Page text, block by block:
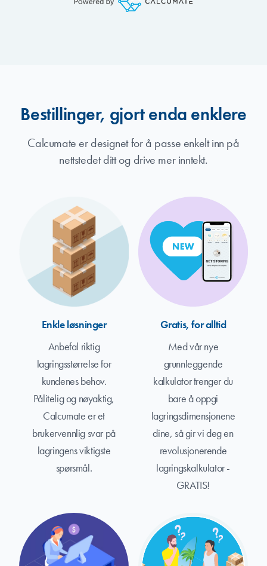
Bestillinger, gjort enda enklere
Calcumate er designet for å passe enkelt inn på
nettstedet ditt og drive mer inntekt.
Enkle løsninger
Anbefal riktig
lagringsstørrelse for
kundenes behov.
Pålitelig og nøyaktig,
Calcumate er et
brukervennlig svar på
lagringens viktigste
spørsmål.
Gratis, for alltid
Med vår nye
grunnleggende
kalkulator trenger du
bare å oppgi
lagringsdimensjonene
dine, så gir vi deg en
revolusjonerende
lagringskalkulator -
GRATIS!